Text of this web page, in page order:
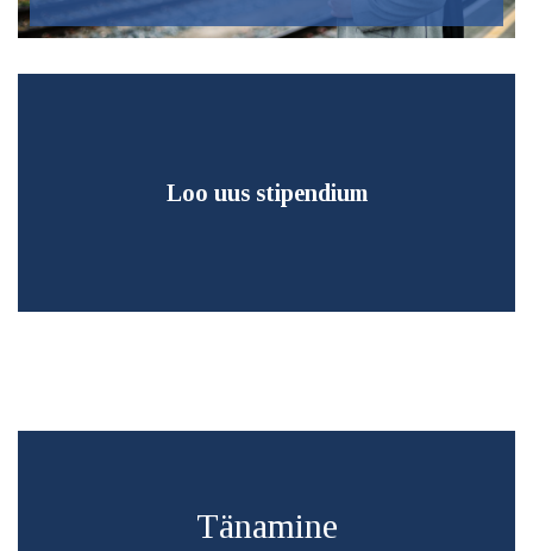
Loo uus stipendium
Tänamine